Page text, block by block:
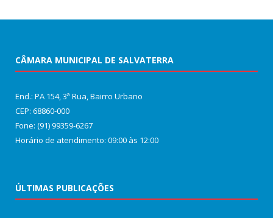
CÂMARA MUNICIPAL DE SALVATERRA
End.: PA 154, 3ª Rua, Bairro Urbano
CEP: 68860‑000
Fone: (91) 99359-6267
Horário de atendimento: 09:00 às 12:00
ÚLTIMAS PUBLICAÇÕES